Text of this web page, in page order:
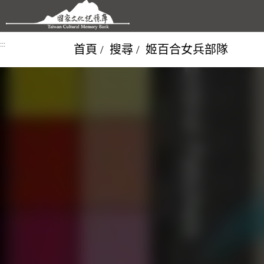
跳到主要內容區塊
::: 首頁 搜尋 姬百合女兵部隊